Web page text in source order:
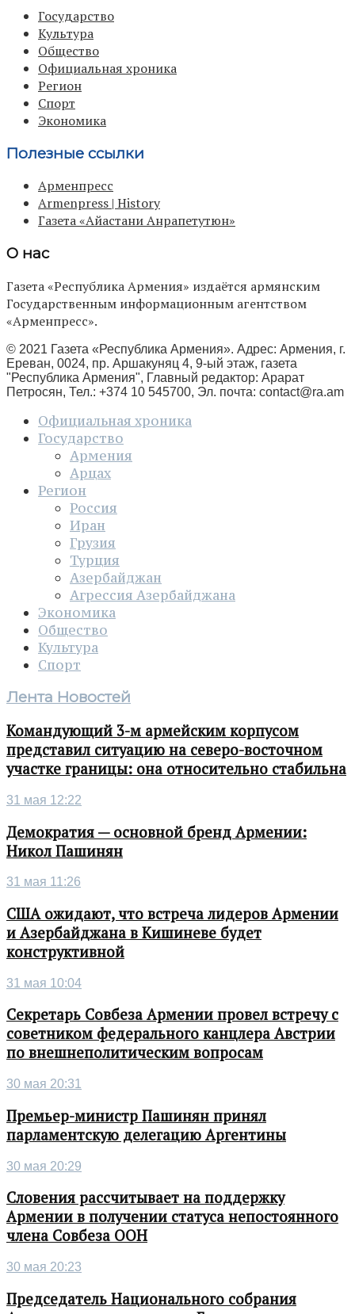
Государство
Культура
Общество
Официальная хроника
Регион
Спорт
Экономика
Полезные ссылки
Арменпресс
Armenpress | History
Газета «Айастани Анрапетутюн»
О нас
Газета «Республика Армения» издаётся армянским
Государственным информационным агентством
«Арменпресс».
© 2021 Газета «Республика Армения». Адрес: Армения, г.
Ереван, 0024, пр. Аршакуняц 4, 9-ый этаж, газета
"Республика Армения", Главный редактор: Арарат
Петросян, Тел.: +374 10 545700, Эл. почта: contact@ra.am
Официальная хроника
Государство
Армения
Арцах
Регион
Россия
Иран
Грузия
Турция
Азербайджан
Агрессия Азербайджана
Экономика
Общество
Культура
Спорт
Лента Новостей
Командующий 3-м армейским корпусом
представил ситуацию на северо-восточном
участке границы: она относительно стабильна
31 мая 12:22
Демократия — основной бренд Армении:
Никол Пашинян
31 мая 11:26
США ожидают, что встреча лидеров Армении
и Азербайджана в Кишиневе будет
конструктивной
31 мая 10:04
Секретарь Совбеза Армении провел встречу с
советником федерального канцлера Австрии
по внешнеполитическим вопросам
30 мая 20:31
Премьер-министр Пашинян принял
парламентскую делегацию Аргентины
30 мая 20:29
Словения рассчитывает на поддержку
Армении в получении статуса непостоянного
члена Совбеза ООН
30 мая 20:23
Председатель Национального собрания